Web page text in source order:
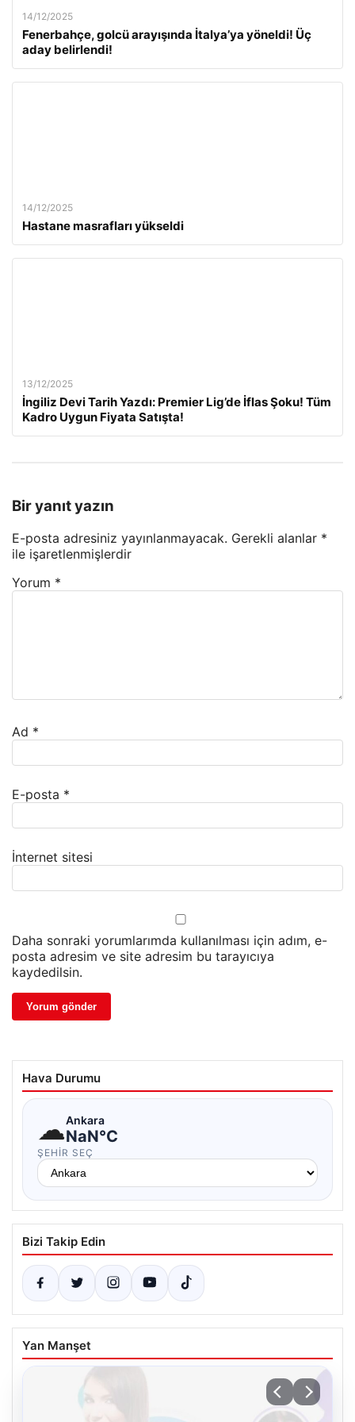
14/12/2025
Fenerbahçe, golcü arayışında İtalya’ya yöneldi! Üç
aday belirlendi!
14/12/2025
Hastane masrafları yükseldi
13/12/2025
İngiliz Devi Tarih Yazdı: Premier Lig’de İflas Şoku! Tüm
Kadro Uygun Fiyata Satışta!
Bir yanıt yazın
E-posta adresiniz yayınlanmayacak. Gerekli alanlar *
ile işaretlenmişlerdir
Yorum *
Ad *
E-posta *
İnternet sitesi
Daha sonraki yorumlarımda kullanılması için adım, e-
posta adresim ve site adresim bu tarayıcıya
kaydedilsin.
Hava Durumu
☁Ankara
NaN°C
ŞEHIR SEÇ
Bizi Takip Edin
Yan Manşet